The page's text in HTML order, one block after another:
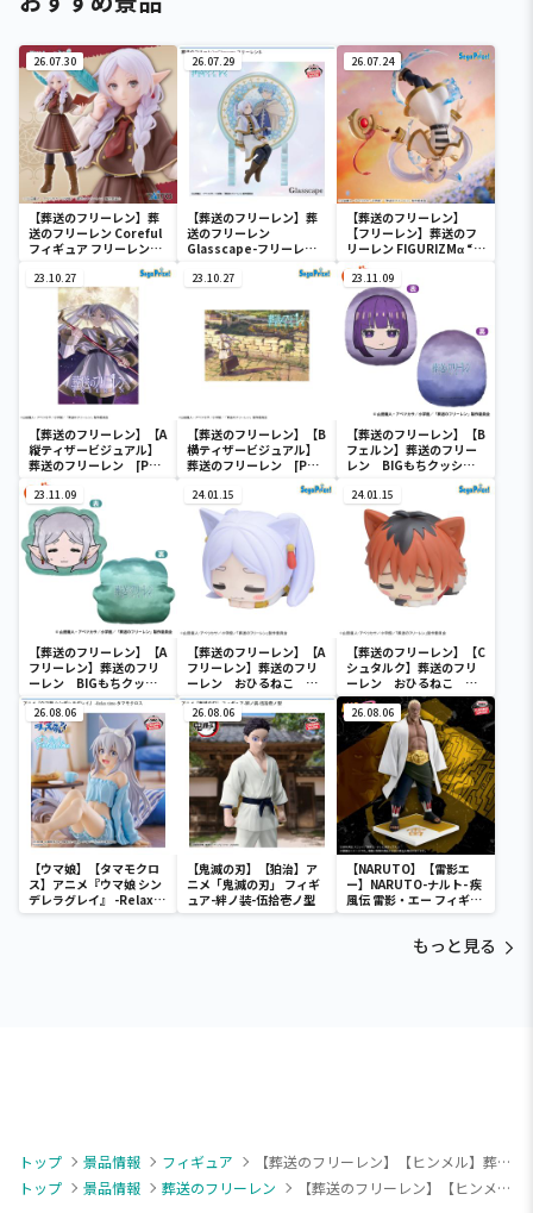
26.07.30
【葬送のフリーレン】葬
送のフリーレン Coreful
フィギュア フリーレン～
26.07.29
【葬送のフリーレン】葬
送のフリーレン
Glasscape-フリーレン
26.07.24
【葬送のフリーレン】
【フリーレン】葬送のフ
リーレン FIGURIZMα “フ
リーレン”～花舞～
23.10.27
【葬送のフリーレン】【A
縦ティザービジュアル】
葬送のフリーレン [PM]
アートクッションVol.1
23.10.27
【葬送のフリーレン】【B
横ティザービジュアル】
葬送のフリーレン [PM]
アートクッションVol.1
23.11.09
【葬送のフリーレン】【B
フェルン】葬送のフリー
レン BIGもちクッショ
23.11.09
【葬送のフリーレン】【A
フリーレン】葬送のフリ
ーレン BIGもちクッシ
ョン
24.01.15
【葬送のフリーレン】【A
フリーレン】葬送のフリ
ーレン おひるねこ ミ
ニフィギュア（EX）
24.01.15
【葬送のフリーレン】【C
シュタルク】葬送のフリ
ーレン おひるねこ ミ
ニフィギュア（EX）
26.08.06
【ウマ娘】【タマモクロ
ス】アニメ『ウマ娘 シン
デレラグレイ』 -Relax
time-タマモクロス
26.08.06
【鬼滅の刃】【狛治】ア
ニメ「鬼滅の刃」 フィギ
ュア-絆ノ装-伍拾壱ノ型
26.08.06
【NARUTO】【雷影エ
ー】NARUTO-ナルト- 疾
風伝 雷影・エー フィギュ
ア～五影集結…!!～
もっと見る
トップ 景品情報 フィギュア
【葬送のフリーレン】【ヒンメル】葬送のフリーレン MAXIMATIC HIMMEL
トップ
景品情報 葬送のフリーレン 【葬送のフリーレン】【ヒンメル】葬送のフリーレン MAXIMATIC HIMMEL